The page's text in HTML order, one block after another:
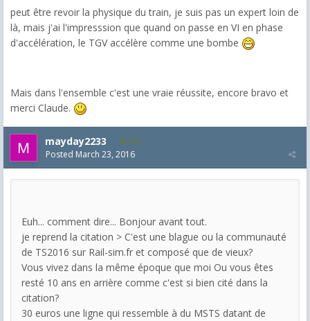
peut être revoir la physique du train, je suis pas un expert loin de
là, mais j'ai l'impresssion que quand on passe en VI en phase
d'accélération, le TGV accélère comme une bombe
Mais dans l'ensemble c'est une vraie réussite, encore bravo et
merci Claude.
mayday2233 113
Posted March 23, 2016
Euh... comment dire... Bonjour avant tout.
je reprend la citation > C'est une blague ou la communauté
de TS2016 sur Rail-sim.fr et composé que de vieux?
Vous vivez dans la même époque que moi Ou vous êtes
resté 10 ans en arrière comme c'est si bien cité dans la
citation?
30 euros une ligne qui ressemble à du MSTS datant de